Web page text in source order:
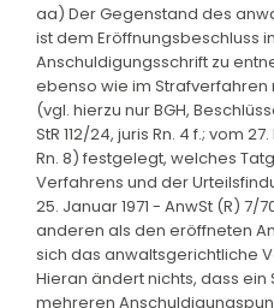
aa) Der Gegenstand des
ist dem Eröffnungsbeschluss
Anschuldigungsschrift zu
ebenso wie im
(vgl. hierzu nur BGH,
StR 112/24, juris Rn. 4 f.; vom
Rn. 8) festgelegt, welches
Verfahrens und der
25. Januar 1971 - AnwSt (R) 7/
anderen als den eröffneten
sich das anwaltsgerichtliche
Hieran ändert nichts, dass ein
mehreren